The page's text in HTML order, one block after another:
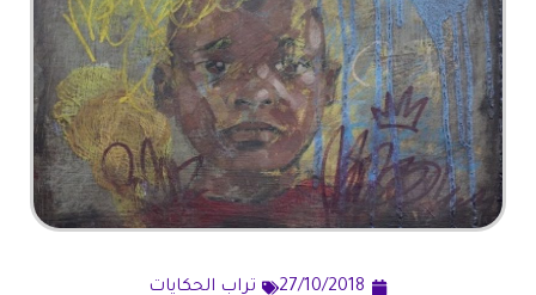
27/10/2018 تراب الحكايات